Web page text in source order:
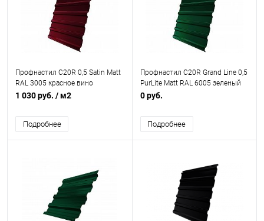
Профнастил С20R 0,5 Satin Matt
RAL 3005 красное вино
1 030 руб. / м2
Подробнее
Профнастил С20R Grand Line 0,5
PurLite Matt RAL 6005 зеленый
мох
0 руб.
Подробнее